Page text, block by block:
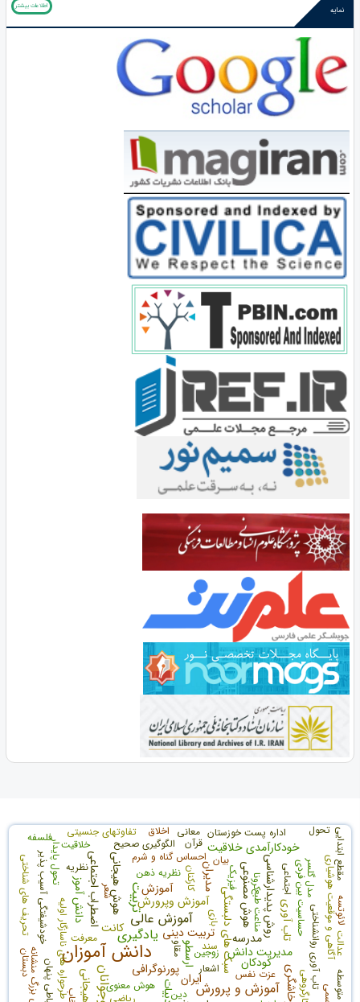
نمایه اطلاعات بیشتر
دانش آموزان
یادگیری
نوجوانان
آموزش عالی
آموزش و پرورش
تربیت سبک های دلبستگیمدرسه
تربیت دینی
مدیریت دانش
آموزش وپرورش هوش مصنوعی آموزش
ادبیات
کانت روش پدیدارشناسی
ایران
ارسطو
تاب آوری
هوش هیجانی مدیران
خودکارآمدی خلاقیت
پرخاشگری
کودکان
اضطراب اجتماعی
پورنوگرافی
دانش آموزطرحواره های ناسازگار اولیه
احساس گناه و شرم
زوجین
خودشیفتگی آسیب پذیر حساسیت بین فردی تحریف های شناختی
تاب آوری روانشناختی هوش معنوی
آگاهی و موقعیت هوشیاری
عزت نفس
مناعت طبع
کارگروهی
الگوگیری صحیح
کارکنان
اداره پست خوزستان
تحول پایدار
مقاو
نظریه ذهن
تفاوتهای جنسیتی
مدل گلسر اجتماعی
دبستان
بازی
شعر
فیزیک
ریاضی
اشعار
دین
معرفت
مقطع ابتدایی خلاقیت
معانی
بیان
نظریه
اخلاق فلسفه
سند
تحول
لائوتسه
کرونا
عدالت
قرآن